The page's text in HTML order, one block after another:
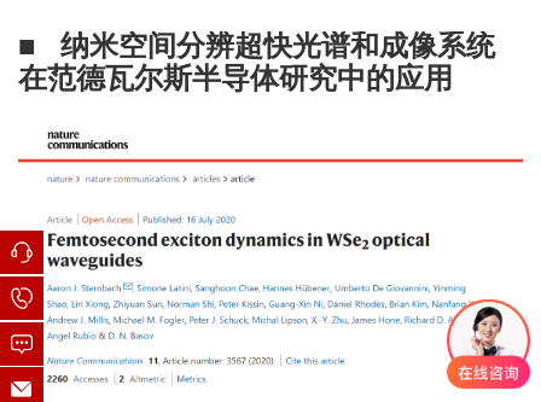
■ 纳米空间分辨超快光谱和成像系统
在范德瓦尔斯半导体研究中的应用
■ 纳米红外超快光谱
neaspec中国用户发表文章超80篇，其中36篇
影响因子>10。
部分文章列表：
●M. B. Lundeberg et al.,Science2017 AOP.
● P. Alonso-Gonzales et al., Nat. Nanotechnol. 2017,
● M. A. Huber et al.,
● P. Li et al.,Nano Lett.2017,17, 228.
● T. Low et al.,Nat. Mater.2017,16, 182.
● D. Basov et al.,
● M. B. Lundberg et al.,